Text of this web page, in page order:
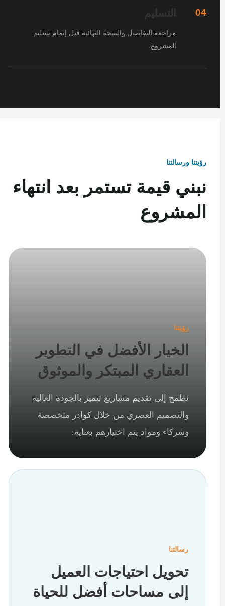
04 التسليم
مراجعة التفاصيل والنتيجة النهائية قبل إتمام تسليم
المشروع.
رؤيتنا ورسالتنا
نبني قيمة تستمر بعد انتهاء
المشروع
رؤيتنا
الخيار الأفضل في التطوير
العقاري المبتكر والموثوق
نطمح إلى تقديم مشاريع تتميز بالجودة العالية
والتصميم العصري من خلال كوادر متخصصة
وشركاء ومواد يتم اختيارهم بعناية.
رسالتنا
تحويل احتياجات العميل
إلى مساحات أفضل للحياة